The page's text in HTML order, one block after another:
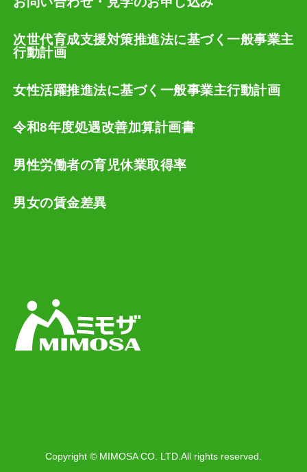
次世代育成支援対策推進法に基づく一般事業主
行動計画
女性活躍推進法に基づく一般事業主行動計画
令和8年度処遇改善加算計画書
男性労働者の育児休業取得率
男女の賃金差異
Copyright © MIMOSA CO. LTD.All rights reserved.